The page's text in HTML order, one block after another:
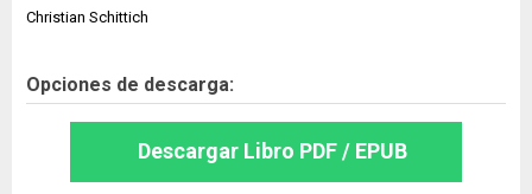
Christian Schittich
Opciones de descarga:
Descargar Libro PDF / EPUB